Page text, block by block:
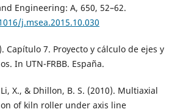
Engineering: A, 650, 52–62.
j.msea.2015.10.030
Capítulo 7. Proyecto y cálculo de ejes y
In UTN-FRBB. España.
X., & Dhillon, B. S. (2010). Multiaxial
of kiln roller under axis line